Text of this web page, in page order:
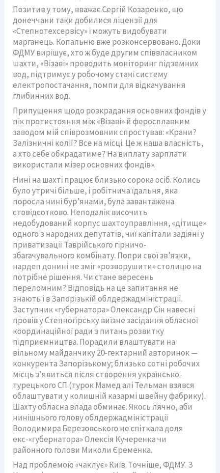
Позитив у тому, вважає Сергій Козаренко, що
донеччани таки добилися ліцензії для
«Степнотехсервісу» і можуть видобувати
марганець. Копальню вже розконсервовано. Доки
ФДМУ вирішує, хто ж буде другим співвласником
шахти, «Візаві» проводить моніторинг підземних
вод, підтримує у робочому стані систему
електропостачання, помпи для відкачування
глибинних вод.
Припущення щодо розкрадання основних фондів у
пік протистояння між «Візаві» й феросплавним
заводом мій співрозмовник спростував: «Крани?
Залізничні колії? Все на місці. Це ж наша власність,
а хто себе обкрадатиме? На виплату зарплати
використали мізер основних фондів».
Нині на шахті працює близько сорока осіб. Колись
було утричі більше, і робітнича їдальня, яка
поросла нині бур’янами, була завантажена
стовідсотково. Неподалік височить
недобудований корпус шахтоуправління, «дітище»
одного з народних депутатів, чиї капітали задіяні у
приватизації Таврійського гірничо-
збагачувального комбінату. Попри свої зв’язки,
нардеп донині не зміг «розворушити» столицю на
потрібне рішення. Чи стане вересень
переломним? Відповідь на це запитання не
знають і в Запорізькій облдержадміністрації.
Заступник «губернатора» Олександр Сін навесні
провів у Степногірську виїзне засідання обласної
координаційної ради з питань розвитку
підприємництва. Порадили влаштувати на
вільному майданчику 20-гектарний авторинок —
конкурента Запорізькому; близько сотні робочих
місць з’явиться після створення українсько-
турецького СП (турок Мамед алі Тельман взявся
облаштувати у колишній казармі швейну фабрику).
Шахту обласна влада обминає. Якось лячно, аби
нинішнього голову облдержадміністрації
Володимира Березовського не спіткала доля
екс-«губернатора» Олексія Кучеренка чи
районного голови Миколи Єременка.
Над проблемою «чаклує» Київ. Точніше, ФДМУ. З